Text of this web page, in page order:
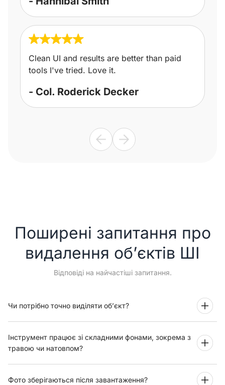
Clean UI and results are better than paid
tools I've tried. Love it.
- Col. Roderick Decker
Поширені запитання про
видалення об’єктів ШІ
Відповіді на найчастіші запитання.
Чи потрібно точно виділяти об’єкт?
Інструмент працює зі складними фонами, зокрема з
травою чи натовпом?
Фото зберігаються після завантаження?